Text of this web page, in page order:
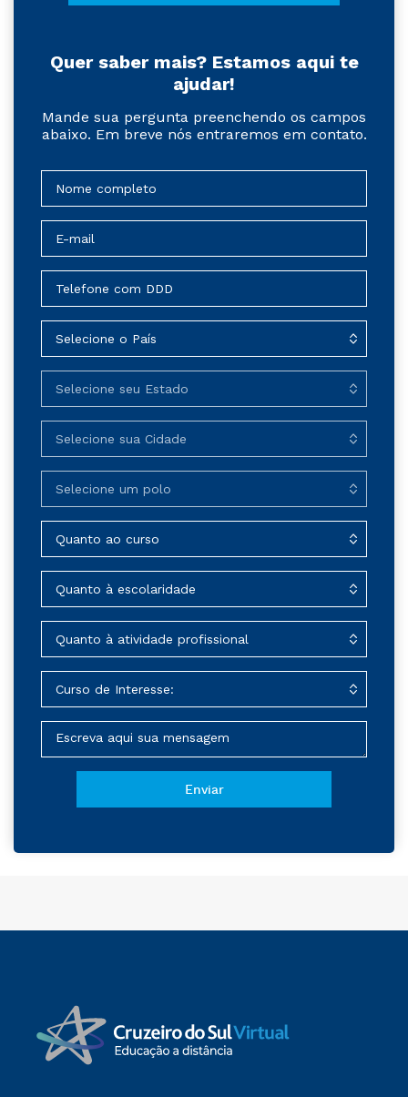
Quer saber mais? Estamos aqui te
ajudar!
Mande sua pergunta preenchendo os campos
abaixo. Em breve nós entraremos em contato.